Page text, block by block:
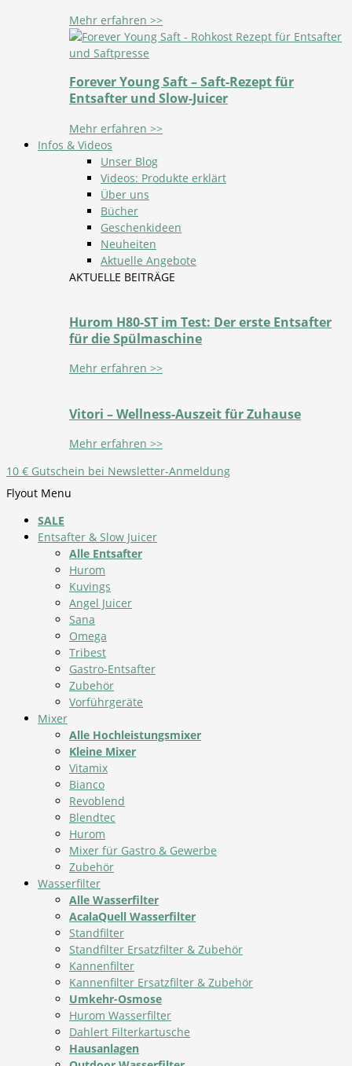
Mehr erfahren >>
Forever Young Saft – Saft-Rezept für
Entsafter und Slow-Juicer
Mehr erfahren >>
Infos & Videos
Unser Blog
Videos: Produkte erklärt
Über uns
Bücher
Geschenkideen
Neuheiten
Aktuelle Angebote
AKTUELLE BEITRÄGE
Hurom H80-ST im Test: Der erste Entsafter
für die Spülmaschine
Mehr erfahren >>
Vitori – Wellness-Auszeit für Zuhause
Mehr erfahren >>
10 € Gutschein bei Newsletter-Anmeldung
Flyout Menu
SALE
Entsafter & Slow Juicer
Alle Entsafter
Hurom
Kuvings
Angel Juicer
Sana
Omega
Tribest
Gastro-Entsafter
Zubehör
Vorführgeräte
Mixer
Alle Hochleistungsmixer
Kleine Mixer
Vitamix
Bianco
Revoblend
Blendtec
Hurom
Mixer für Gastro & Gewerbe
Zubehör
Wasserfilter
Alle Wasserfilter
AcalaQuell Wasserfilter
Standfilter
Standfilter Ersatzfilter & Zubehör
Kannenfilter
Kannenfilter Ersatzfilter & Zubehör
Umkehr-Osmose
Hurom Wasserfilter
Dahlert Filterkartusche
Hausanlagen